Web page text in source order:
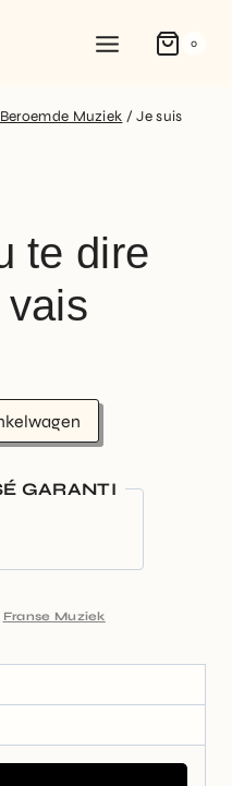
0
Beroemde Muziek / Je suis
te dire
vais
GARANTI
Franse Muziek